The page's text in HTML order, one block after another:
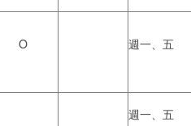
O 週一、五
週一、五